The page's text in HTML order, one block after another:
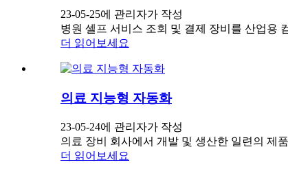
23-05-25에 관리자가 작성
병원 셀프 서비스 조회 및 결제 장비를 산업용
더 읽어보세요
의료 지능형 자동화
23-05-24에 관리자가 작성
의료 장비 회사에서 개발 및 생산한 일련의 제
더 읽어보세요